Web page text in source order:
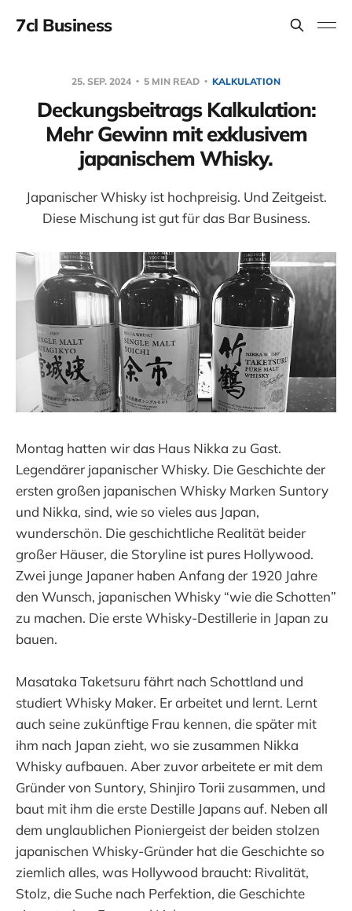
7cl Business
25. SEP. 2024 5 MIN READ KALKULATION
Deckungsbeitrags Kalkulation:
Mehr Gewinn mit exklusivem
japanischem Whisky.
Japanischer Whisky ist hochpreisig. Und Zeitgeist.
Diese Mischung ist gut für das Bar Business.
Montag hatten wir das Haus Nikka zu Gast.
Legendärer japanischer Whisky. Die Geschichte der
ersten großen japanischen Whisky Marken Suntory
und Nikka, sind, wie so vieles aus Japan,
wunderschön. Die geschichtliche Realität beider
großer Häuser, die Storyline ist pures Hollywood.
Zwei junge Japaner haben Anfang der 1920 Jahre
den Wunsch, japanischen Whisky “wie die Schotten”
zu machen. Die erste Whisky-Destillerie in Japan zu
bauen.
Masataka Taketsuru fährt nach Schottland und
studiert Whisky Maker. Er arbeitet und lernt. Lernt
auch seine zukünftige Frau kennen, die später mit
ihm nach Japan zieht, wo sie zusammen Nikka
Whisky aufbauen. Aber zuvor arbeitete er mit dem
Gründer von Suntory, Shinjiro Torii zusammen, und
baut mit ihm die erste Destille Japans auf. Neben all
dem unglaublichen Pioniergeist der beiden stolzen
japanischen Whisky-Gründer hat die Geschichte so
ziemlich alles, was Hollywood braucht: Rivalität,
Stolz, die Suche nach Perfektion, die Geschichte